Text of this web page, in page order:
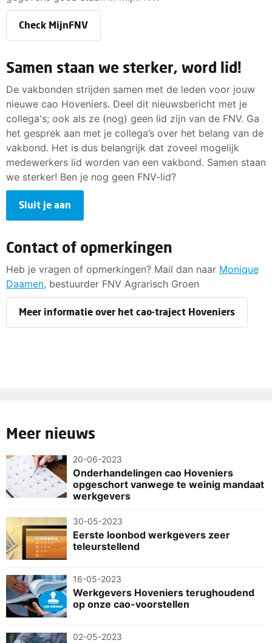
Check MijnFNV
Samen staan we sterker, word lid!
De vakbonden strijden samen met de leden voor jouw
nieuwe cao Hoveniers. Deel dit nieuwsbericht met je
collega's; ook als ze (nog) geen lid zijn van de FNV. Ga
het gesprek aan met je collega’s over het belang van de
vakbond. Het is dus belangrijk dat zoveel mogelijk
medewerkers lid worden van een vakbond. Samen staan
we sterker! Ben je nog geen FNV-lid?
Sluit je aan
Contact of opmerkingen
Heb je vragen of opmerkingen? Mail dan naar Monique
Daamen, bestuurder FNV Agrarisch Groen
Meer informatie over het cao-traject Hoveniers
Meer nieuws
20-06-2023
Onderhandelingen cao Hoveniers
opgeschort vanwege te weinig mandaat
werkgevers
30-05-2023
Eerste loonbod werkgevers zeer
teleurstellend
16-05-2023
Werkgevers Hoveniers terughoudend
op onze cao-voorstellen
02-05-2023